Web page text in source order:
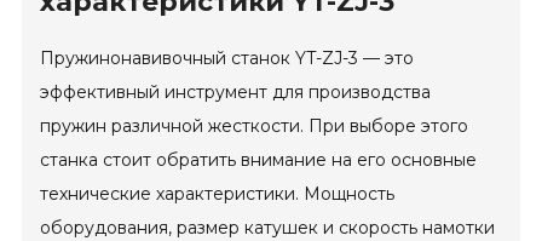
Пружинонавивочный станок YT-ZJ-3 — это
эффективный инструмент для производства
пружин различной жесткости. При выборе этого
станка стоит обратить внимание на его основные
технические характеристики. Мощность
оборудования, размер катушек и скорость намотки